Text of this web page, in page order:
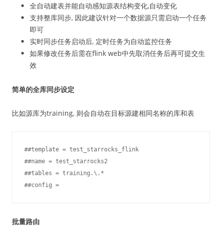
全自动建表并能自动感知源表结构变化,自动变化
支持整库同步, 因此建议针对一个数据源只需启动一个任务
即可
实时同步任务启动后, 定时任务为自动监控任务
如果修改任务后需在flink web中先取消任务后再可提交生
效
简单的全库同步设定
比如源库为training, 则会自动在目标源建相同名称的库和表
##template = test_starrocks_flink
##name = test_starrocks2
##tables = training.\.*
##config =
批量路由